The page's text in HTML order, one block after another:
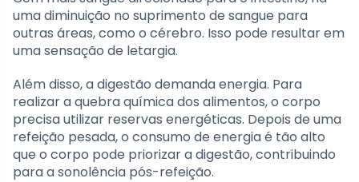
uma diminuição no suprimento de sangue para
outras áreas, como o cérebro. Isso pode resultar em
uma sensação de letargia.
Além disso, a digestão demanda energia. Para
realizar a quebra química dos alimentos, o corpo
precisa utilizar reservas energéticas. Depois de uma
refeição pesada, o consumo de energia é tão alto
que o corpo pode priorizar a digestão, contribuindo
para a sonolência pós-refeição.